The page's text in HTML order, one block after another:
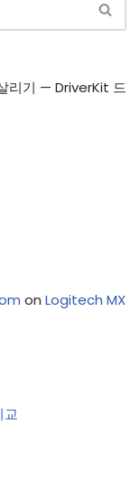
리기 — DriverKit 드
on Logitech MX
교